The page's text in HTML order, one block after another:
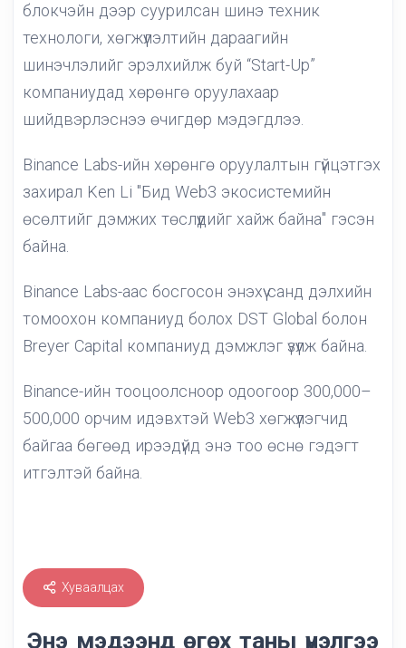
блокчэйн дээр суурилсан шинэ техник
технологи, хөгжүүлэлтийн дараагийн
шинэчлэлийг эрэлхийлж буй “Start-Up”
компаниудад хөрөнгө оруулахаар
шийдвэрлэснээ өчигдөр мэдэгдлээ.
Binance Labs-ийн хөрөнгө оруулалтын гүйцэтгэх
захирал Ken Li "Бид Web3 экосистемийн
өсөлтийг дэмжих төслүүдийг хайж байна" гэсэн
байна.
Binance Labs-аас босгосон энэхүү санд дэлхийн
томоохон компаниуд болох DST Global болон
Breyer Capital компаниуд дэмжлэг үзүүлж байна.
Binance-ийн тооцоолсноор одоогоор 300,000–
500,000 орчим идэвхтэй Web3 хөгжүүлэгчид
байгаа бөгөөд ирээдүйд энэ тоо өснө гэдэгт
итгэлтэй байна.
Хуваалцах
Энэ мэдээнд өгөх таны үнэлгээ